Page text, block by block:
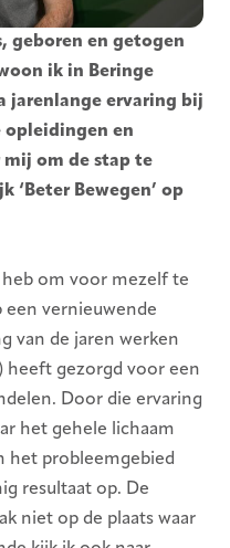
geboren en getogen
ik in Beringe
jarenlange ervaring bij
en
om de stap te
Bewegen’ op
heb om voor mezelf te
een vernieuwende
van de jaren werken
heeft gezorgd voor een
Door die ervaring
het gehele lichaam
het probleemgebied
resultaat op. De
niet op de plaats waar